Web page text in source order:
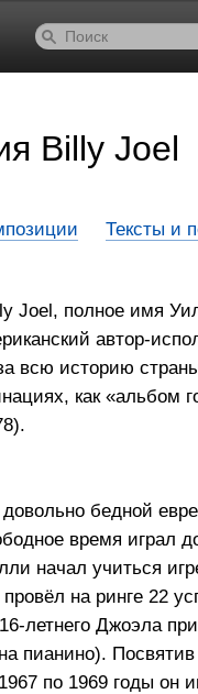
Billy Joel
Тексты и
Joel, полное имя
автор-
всю историю
как «альбом
бедной
время играл
начал учиться
провёл на ринге 22
16-летнего Джоэла
пианино).
по 1969 годы он